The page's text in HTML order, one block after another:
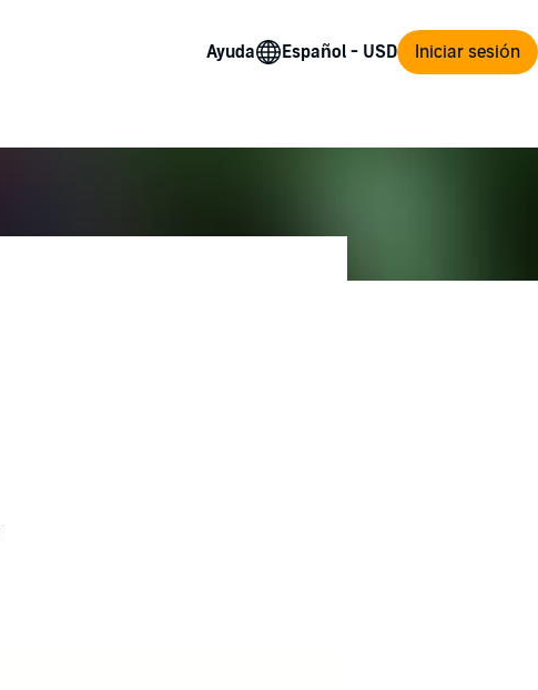
Ayuda Iniciar sesión